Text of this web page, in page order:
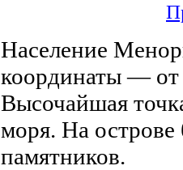
Население
координаты — от
Высочайшая
моря. На острове
памятников.